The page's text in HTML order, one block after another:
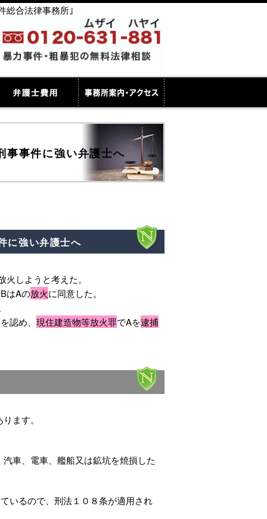
総合法律事務所｣
事件に強い弁護士へ
に強い弁護士へ
しようと考えた。
はAの放火に同意した。
認め、 現住建造物等放火罪でAを逮捕
ます。
車、電車、艦船又は鉱坑を焼損した
いるので、刑法１０８条が適用され